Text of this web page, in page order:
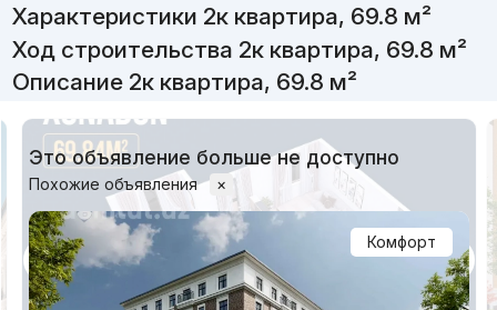
Характеристики 2к квартира, 69.8 м²
Ход строительства 2к квартира, 69.8 м²
Описание 2к квартира, 69.8 м²
Это объявление больше не доступно
Похожие объявления ×
Комфорт